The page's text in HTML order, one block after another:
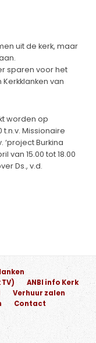
uit de kerk, maar
sparen voor het
van
worden op
t.n.v. Missionaire
Burkina
van 15.00 tot 18.00
Ds., v.d.
ANBI info Kerk
Verhuur zalen
Contact